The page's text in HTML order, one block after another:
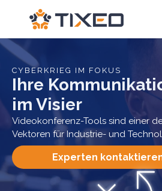
CYBERKRIEG IM FOKUS
Ihre
im Visier
Videokonferenz-Tools sind einer
Vektoren für Industrie- und
Experten